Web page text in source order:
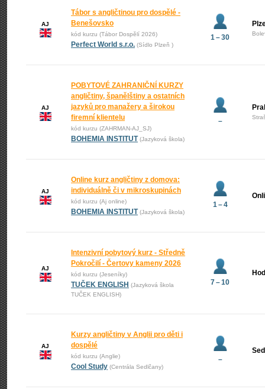
AJ
Tábor s angličtinou pro dospělé -
Benešovsko
kód kurzu (Tábor Dospělí 2026)
Perfect World s.r.o. (Sídlo Plzeň )
1 – 30
AJ
POBYTOVÉ ZAHRANIČNÍ KURZY
angličtiny, španělštiny a ostatních
jazyků pro manažery a širokou
firemní klientelu
kód kurzu (ZAHRMAN-AJ_SJ)
BOHEMIA INSTITUT (Jazyková škola)
–
AJ
Online kurz angličtiny z domova:
individuálně či v mikroskupinách
kód kurzu (Aj online)
BOHEMIA INSTITUT (Jazyková škola)
1 – 4
AJ
Intenzivní pobytový kurz - Středně
Pokročilí - Čertovy kameny 2026
kód kurzu (Jeseníky)
TUČEK ENGLISH (Jazyková škola
TUČEK ENGLISH)
7 – 10
AJ
Kurzy angličtiny v Anglii pro děti i
dospělé
kód kurzu (Anglie)
Cool Study (Centrála Sedlčany)
–